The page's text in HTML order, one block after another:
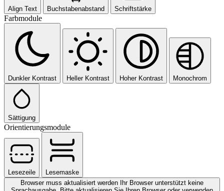
Align Text Buchstabenabstand Schriftstärke
Farbmodule
Dunkler Kontrast Heller Kontrast Hoher Kontrast Monochrom
Sättigung
Orientierungsmodule
Lesezeile
Lesemaske
Browser muss aktualisiert werden
Ihr Browser unterstützt keine